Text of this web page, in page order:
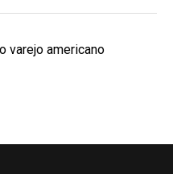
varejo americano